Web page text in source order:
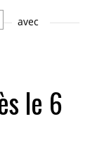
avec
le 6